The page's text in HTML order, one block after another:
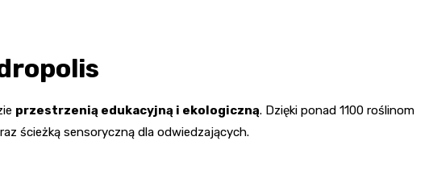
przestrzenią edukacyjną i ekologiczną. Dzięki ponad 1100 roślinom
ścieżką sensoryczną dla odwiedzających.